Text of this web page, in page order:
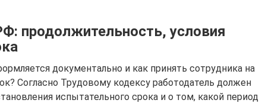
продолжительность, условия
документально и как принять сотрудника на
Согласно Трудовому кодексу работодатель должен
испытательного срока и о том, какой период